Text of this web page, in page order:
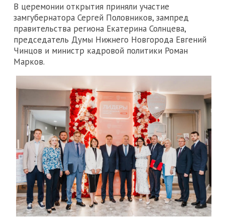
В церемонии открытия приняли участие
замгубернатора Сергей Половников, зампред
правительства региона Екатерина Солнцева,
председатель Думы Нижнего Новгорода Евгений
Чинцов и министр кадровой политики Роман
Марков.